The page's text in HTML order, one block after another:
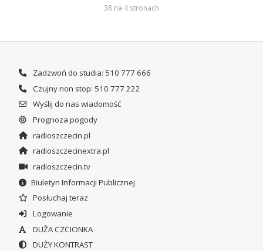
38 na 4 stronach
Zadzwoń do studia: 510 777 666
Czujny non stop: 510 777 222
Wyślij do nas wiadomość
Prognoza pogody
radioszczecin.pl
radioszczecinextra.pl
radioszczecin.tv
Biuletyn Informacji Publicznej
Posłuchaj teraz
Logowanie
DUŻA CZCIONKA
DUŻY KONTRAST